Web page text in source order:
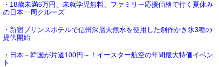
・18歳未満5万円、未就学児無料、ファミリー応援価格で行く夏休み
の日本一周クルーズ
・新宿プリンスホテルで信州深層天然水を使用した創作かき氷3種の
提供開始
・日本－韓国が片道100円～！イースター航空の年間最大特価イベン
ト